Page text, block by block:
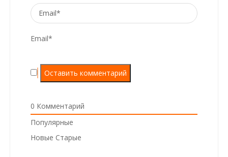
Email*
0 Комментарий
Популярные
Новые Старые